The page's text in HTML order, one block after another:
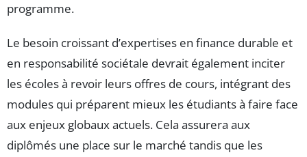
programme.
Le besoin croissant d’expertises en finance durable et
en responsabilité sociétale devrait également inciter
les écoles à revoir leurs offres de cours, intégrant des
modules qui préparent mieux les étudiants à faire face
aux enjeux globaux actuels. Cela assurera aux
diplômés une place sur le marché tandis que les